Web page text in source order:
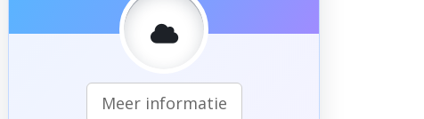
Meer informatie